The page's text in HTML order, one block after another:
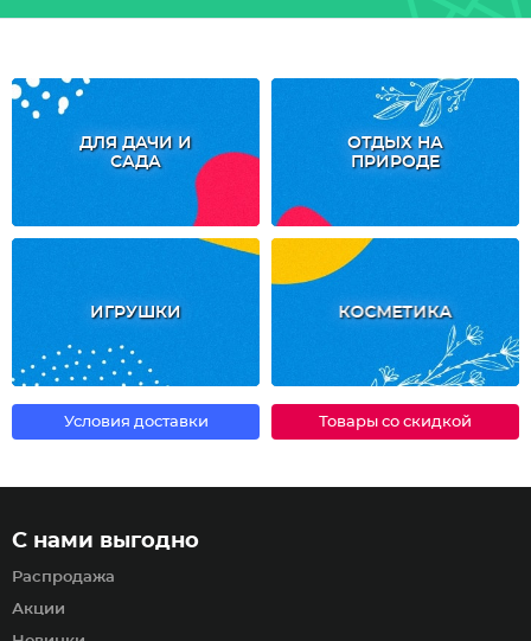
ДЛЯ ДАЧИ И
САДА
ОТДЫХ НА
ПРИРОДЕ
ИГРУШКИ КОСМЕТИКА
Условия доставки Товары со скидкой
С нами выгодно
Распродажа
Акции